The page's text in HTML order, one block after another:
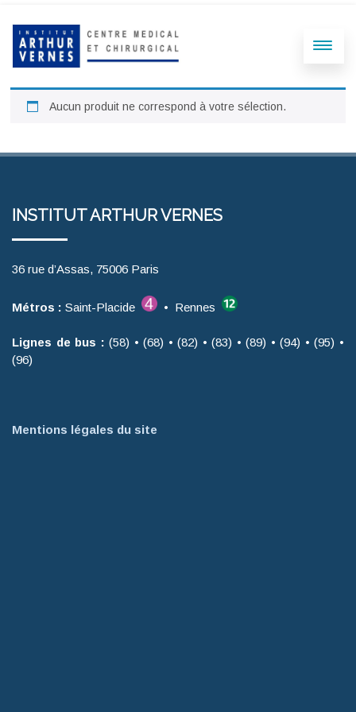
Aucun produit ne correspond à votre sélection.
INSTITUT ARTHUR VERNES
36 rue d’Assas, 75006 Paris
Métros : Saint-Placide • Rennes
Lignes de bus : (58) • (68) • (82) • (83) • (89) • (94) • (95) •
(96)
Mentions légales du site